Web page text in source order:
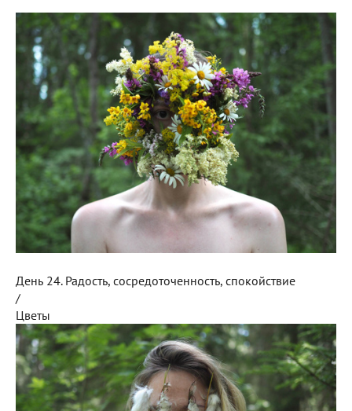
День 24. Радость, сосредоточенность, спокойствие
/
Цветы